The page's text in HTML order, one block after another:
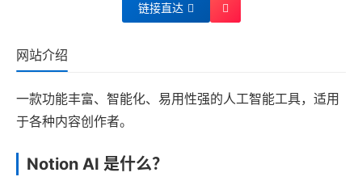
链接直达
网站介绍
一款功能丰富、智能化、易用性强的人工智能工具，适用
于各种内容创作者。
Notion AI 是什么？